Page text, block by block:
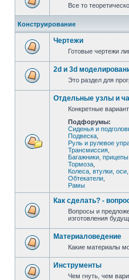
Все то
Конструирование
Чертежи
Готовые чертежи
2d и 3d
Это раздел для
Отдельные узлы и
Конкретные
Подфорумы:
Сиденья и
Подвеска
Руль и рулевое
Трансмиссия
Багажники,
Тормоза
Колеса, втулки,
Обтекатели
Рамы
Как сделать? -
Вопросы и
изготовления
Материаловедение
Какие материалы
Инструменты
Чем гнуть, чем